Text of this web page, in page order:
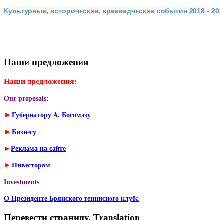
Культурные, исторические, краеведческие события 2018 -
Наши предложения
Наши предложения:
Our proposals:
► Губернатору А. Богомазу
► Бизнесу
► Реклама на сайте
► Инвесторам
Investments
О Президенте Брянского теннисного клуба
Перевести страницу. Translation